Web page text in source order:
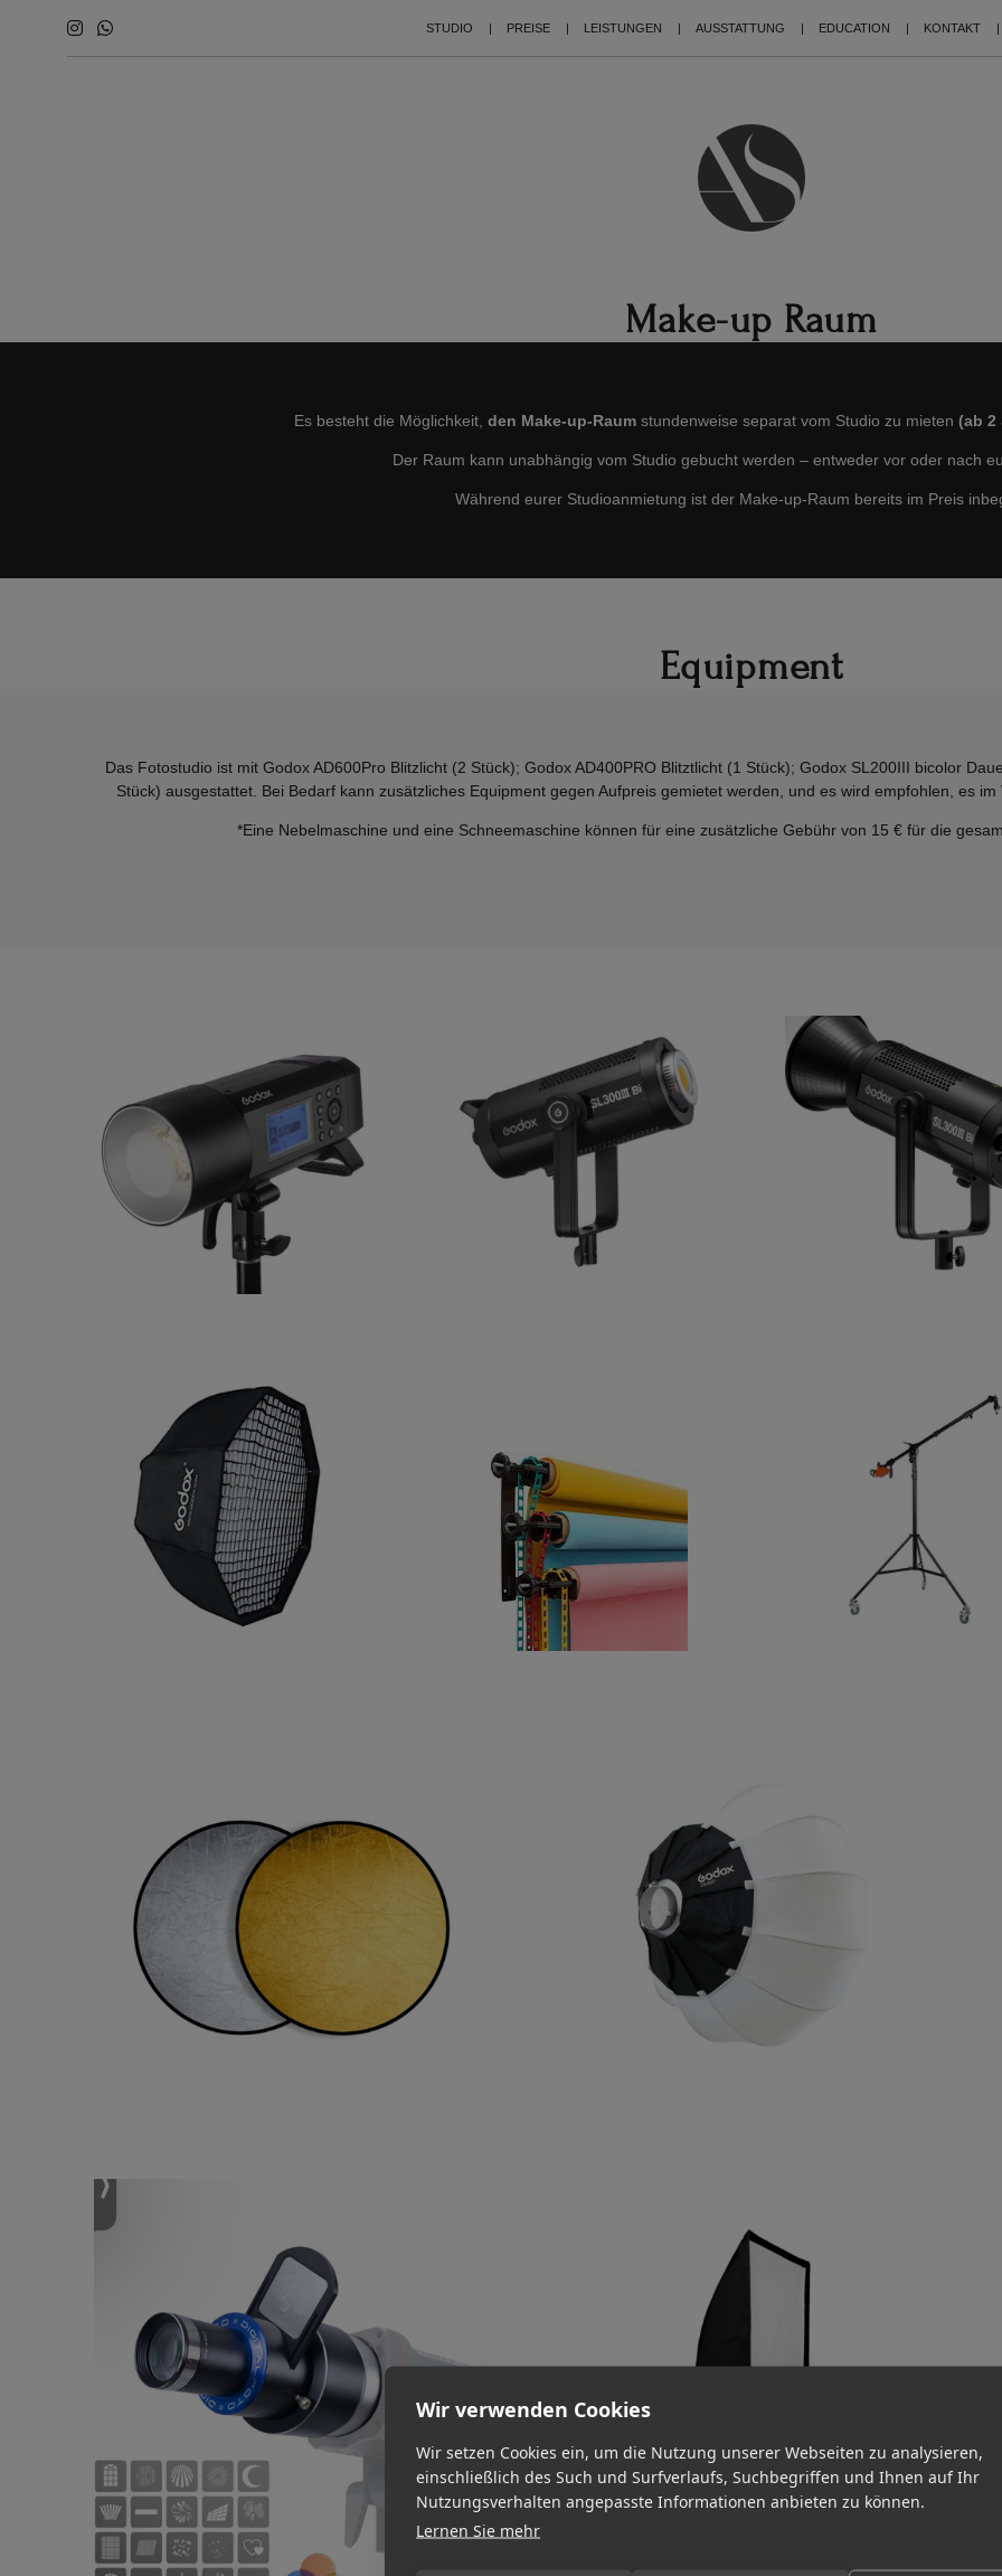
STUDIO PREISE LEISTUNGEN AUSSTATTUNG EDUCATION KONTAKT
Make-up Raum
Es besteht die Möglichkeit, den Make-up-Raumstundenweise separat vom Studio zu mieten (ab 2
Der Raum kann unabhängig vom Studio gebucht werden – entweder vor oder nach
Während eurer Studioanmietung ist der Make-up-Raum bereits im Preis
Equipment
Das Fotostudio ist mit Godox AD600Pro Blitzlicht (2 Stück); Godox AD400PRO Blitztlicht (1 Stück); Godox SL200III bicolor
Stück) ausgestattet. Bei Bedarf kann zusätzliches Equipment gegen Aufpreis gemietet werden, und es wird empfohlen, es
*Eine Nebelmaschine und eine Schneemaschine können für eine zusätzliche Gebühr von 15 € für die
Wir verwenden Cookies
Wir setzen Cookies ein, um die Nutzung unserer Webseiten zu analysieren,
einschließlich des Such und Surfverlaufs, Suchbegriffen und Ihnen auf Ihr
Nutzungsverhalten angepasste Informationen anbieten zu können.
Lernen Sie mehr